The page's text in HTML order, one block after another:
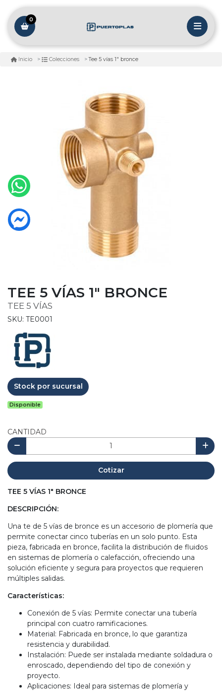
0
Inicio Colecciones Tee 5 vías 1" bronce
TEE 5 VÍAS 1" BRONCE
TEE 5 VÍAS
SKU: TE0001
Stock por sucursal
Disponible
CANTIDAD
Cotizar
TEE 5 VÍAS 1" BRONCE
DESCRIPCIÓN:
Una te de 5 vías de bronce es un accesorio de plomería que
permite conectar cinco tuberías en un solo punto. Esta
pieza, fabricada en bronce, facilita la distribución de fluidos
en sistemas de plomería o calefacción, ofreciendo una
solución eficiente y segura para proyectos que requieren
múltiples salidas.
Características:
Conexión de 5 vías: Permite conectar una tubería
principal con cuatro ramificaciones.
Material: Fabricada en bronce, lo que garantiza
resistencia y durabilidad.
Instalación: Puede ser instalada mediante soldadura o
enroscado, dependiendo del tipo de conexión y
proyecto.
Aplicaciones: Ideal para sistemas de plomería y